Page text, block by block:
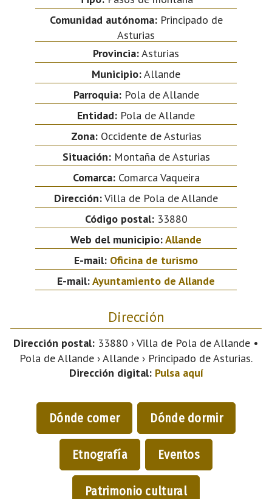
Comunidad autónoma:Principado de
Asturias
Provincia:Asturias
Municipio:Allande
Parroquia:Pola de Allande
Entidad: Pola de Allande
Zona:Occidente de Asturias
Situación:Montaña de Asturias
Comarca:Comarca Vaqueira
Dirección:Villa de Pola de Allande
Código postal:33880
Web del municipio:Allande
E-mail: Oficina de turismo
E-mail:Ayuntamiento de Allande
Dirección
Dirección postal: 33880 › Villa de Pola de Allande •
Pola de Allande › Allande › Principado de Asturias.
Dirección digital: Pulsa aquí
Dónde comer Dónde dormir
Etnografía Eventos
Patrimonio cultural